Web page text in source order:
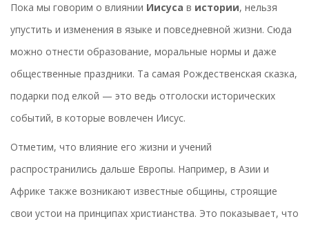
Пока мы говорим о влиянии Иисуса в истории, нельзя
упустить и изменения в языке и повседневной жизни. Сюда
можно отнести образование, моральные нормы и даже
общественные праздники. Та самая Рождественская сказка,
подарки под елкой — это ведь отголоски исторических
событий, в которые вовлечен Иисус.
Отметим, что влияние его жизни и учений
распространились дальше Европы. Например, в Азии и
Африке также возникают известные общины, строящие
свои устои на принципах христианства. Это показывает, что